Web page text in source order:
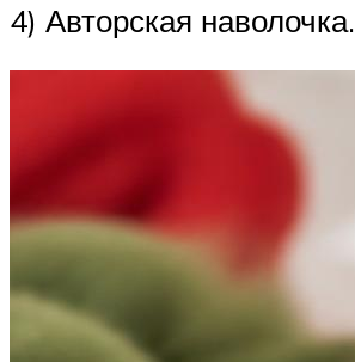
4) Авторская наволочка.